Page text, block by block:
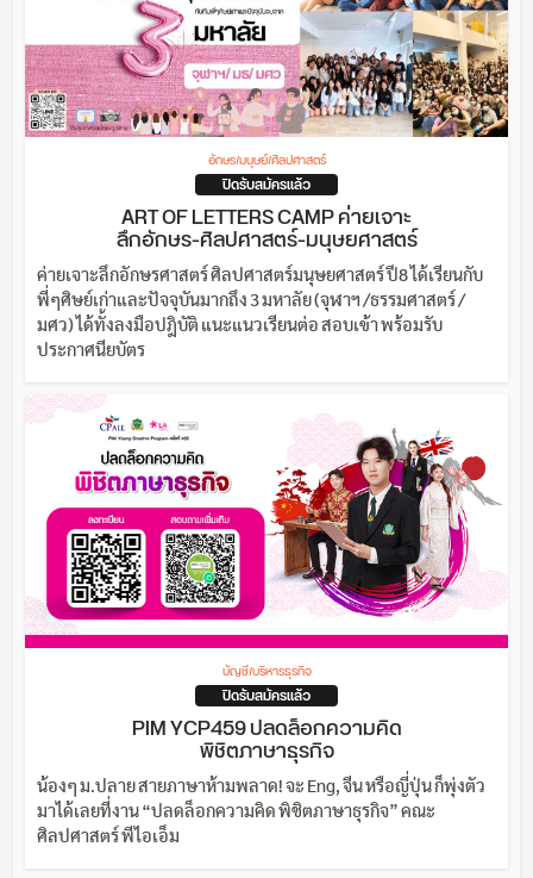
อักษร/มนุษย์/ศิลปศาสตร์
ปิดรับสมัครแล้ว
ART OF LETTERS CAMP ค่ายเจาะ
ลึกอักษร-ศิลปศาสตร์-มนุษยศาสตร์
ค่ายเจาะลึกอักษรศาสตร์ ศิลปศาสตร์มนุษยศาสตร์ ปี8 ได้เรียนกับ
พี่ๆศิษย์เก่าและปัจจุบันมากถึง 3 มหาลัย (จุฬาฯ /ธรรมศาสตร์ /
มศว) ได้ทั้งลงมือปฎิบัติ แนะแนวเรียนต่อ สอบเข้า พร้อมรับ
ประกาศนียบัตร
บัญชี/บริหารธุรกิจ
ปิดรับสมัครแล้ว
PIM YCP459 ปลดล็อกความคิด
พิชิตภาษาธุรกิจ
น้องๆ ม.ปลาย สายภาษาห้ามพลาด! จะ Eng, จีน หรือญี่ปุ่น ก็พุ่งตัว
มาได้เลยที่งาน “ปลดล็อกความคิด พิชิตภาษาธุรกิจ” คณะ
ศิลปศาสตร์ พีไอเอ็ม